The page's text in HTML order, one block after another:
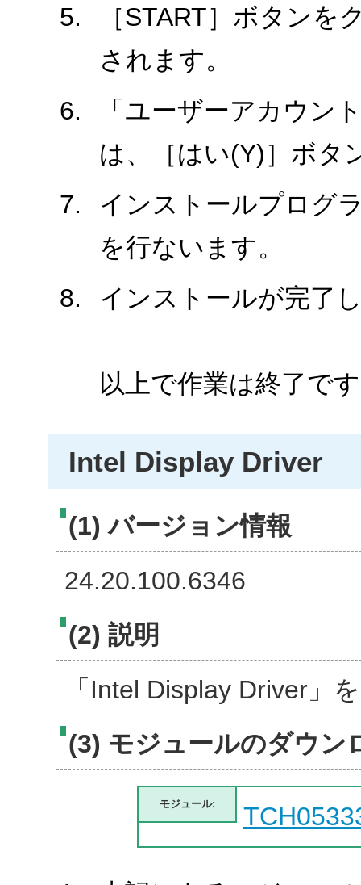
［START］ボタン
されます。
「ユーザーアカウン
は、［はい(Y)］ボタ
インストールプログ
を行ないます。
インストールが完了
以上で作業は終了で
Intel Display Driver
(1) バージョン情報
24.20.100.6346
(2) 説明
「Intel Display Driver」
(3) モジュールのダウン
モジュール: